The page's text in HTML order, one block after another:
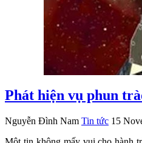
Phát hiện vụ phun
Nguyễn Đình Nam Tin tức 15